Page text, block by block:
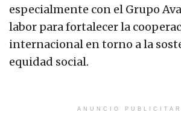
especialmente con el Grupo
labor para fortalecer la
internacional en torno a la
equidad social.
ANUNCIO